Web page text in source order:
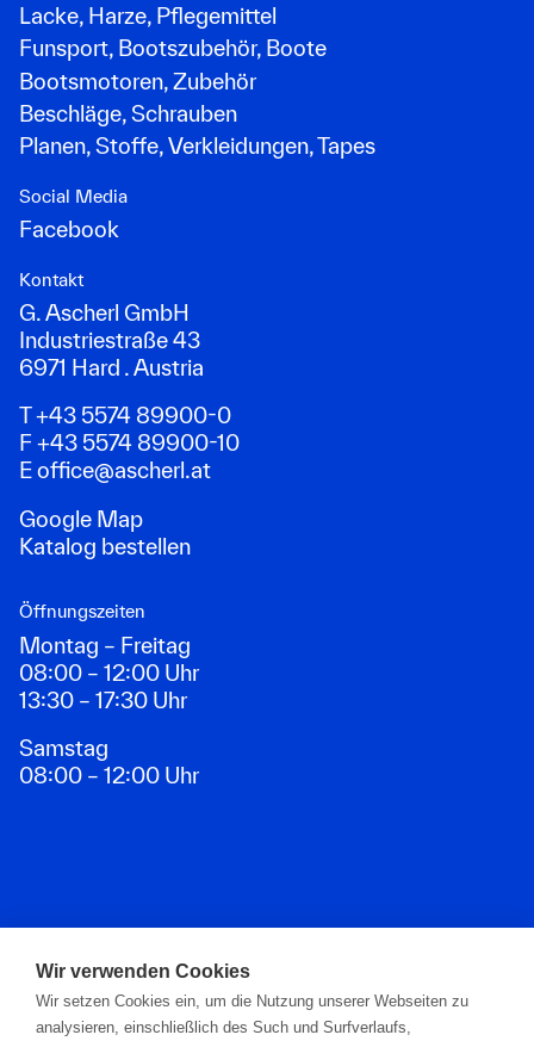
Lacke, Harze, Pflegemittel
Funsport, Bootszubehör, Boote
Bootsmotoren, Zubehör
Beschläge, Schrauben
Planen, Stoffe, Verkleidungen, Tapes
Social Media
Facebook
Kontakt
G. Ascherl GmbH
Industriestraße 43
6971 Hard . Austria
T +43 5574 89900-0
F +43 5574 89900-10
Eoffice@ascherl.at
Google Map
Katalog bestellen
Öffnungszeiten
Montag – Freitag
08:00 – 12:00 Uhr
13:30 – 17:30 Uhr
Samstag
08:00 – 12:00 Uhr
Zahlungsarten
Wir verwenden Cookies
Wir setzen Cookies ein, um die Nutzung unserer Webseiten zu
analysieren, einschließlich des Such und Surfverlaufs,